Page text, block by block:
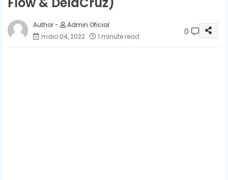
Admin Oficial
maio 04, 2022
1 minute read 0